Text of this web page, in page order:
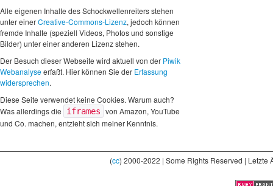
Alle eigenen Inhalte des Schockwellenreiters stehen
unter einerCreative-Commons-Lizenz, jedoch können
fremde Inhalte (speziell Videos, Photos und sonstige
Bilder) unter einer anderen Lizenz stehen.
Der Besuch dieser Webseite wird aktuell von der Piwik
Webanalyseerfaßt. Hier können Sie der Erfassung
widersprechen.
Diese Seite verwendet keine Cookies. Warum auch?
Was allerdings die
iframes von Amazon, YouTube
und Co. machen, entzieht sich meiner Kenntnis.
(cc) 2000-2022 | Some Rights Reserved |